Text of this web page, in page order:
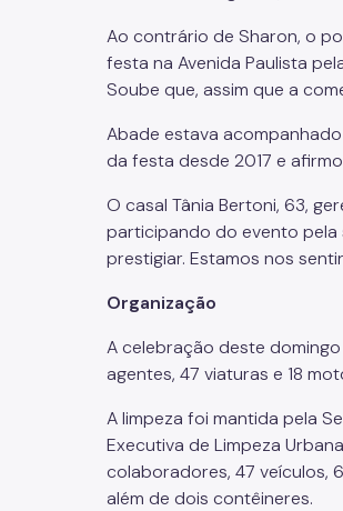
Ao contrário de Sharon, o
festa na Avenida Paulista
Soube que, assim que a
Abade estava
da festa desde 2017 e
O casal Tânia Bertoni, 63,
participando do evento pela
prestigiar. Estamos nos
Organização
A celebração deste
agentes, 47 viaturas e 18
A limpeza foi mantida pela
Executiva de Limpeza
colaboradores, 47 veículos,
além de dois contêineres.